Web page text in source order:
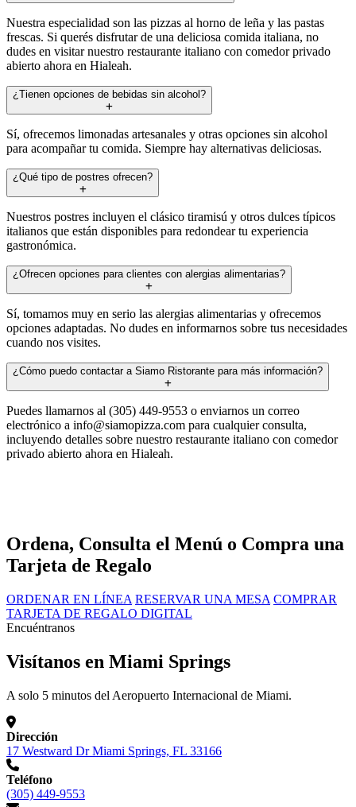
Nuestra especialidad son las pizzas al horno de leña y las pastas
frescas. Si querés disfrutar de una deliciosa comida italiana, no
dudes en visitar nuestro restaurante italiano con comedor privado
abierto ahora en Hialeah.
¿Tienen opciones de bebidas sin alcohol?
Sí, ofrecemos limonadas artesanales y otras opciones sin alcohol
para acompañar tu comida. Siempre hay alternativas deliciosas.
¿Qué tipo de postres ofrecen?
Nuestros postres incluyen el clásico tiramisú y otros dulces típicos
italianos que están disponibles para redondear tu experiencia
gastronómica.
¿Ofrecen opciones para clientes con alergias alimentarias?
Sí, tomamos muy en serio las alergias alimentarias y ofrecemos
opciones adaptadas. No dudes en informarnos sobre tus necesidades
cuando nos visites.
¿Cómo puedo contactar a Siamo Ristorante para más información?
Puedes llamarnos al (305) 449-9553 o enviarnos un correo
electrónico a info@siamopizza.com para cualquier consulta,
incluyendo detalles sobre nuestro restaurante italiano con comedor
privado abierto ahora en Hialeah.
Ordena, Consulta el Menú o Compra una
Tarjeta de Regalo
ORDENAR EN LÍNEA RESERVAR UNA MESA COMPRAR
TARJETA DE REGALO DIGITAL
Encuéntranos
Visítanos en Miami Springs
A solo 5 minutos del Aeropuerto Internacional de Miami.
Dirección
17 Westward Dr Miami Springs, FL 33166
Teléfono
(305) 449-9553